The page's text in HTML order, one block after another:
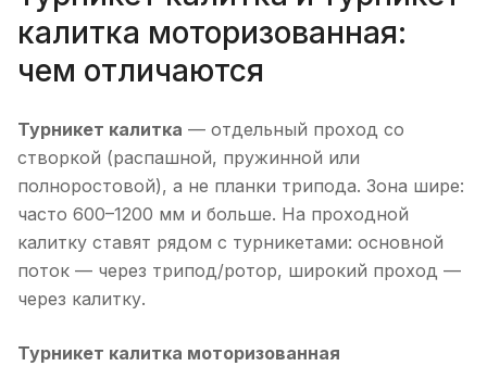
калитка моторизованная:
чем отличаются
Турникет калитка — отдельный проход со
створкой (распашной, пружинной или
полноростовой), а не планки трипода. Зона шире:
часто 600–1200 мм и больше. На проходной
калитку ставят рядом с турникетами: основной
поток — через трипод/ротор, широкий проход —
через калитку.
Турникет калитка моторизованная